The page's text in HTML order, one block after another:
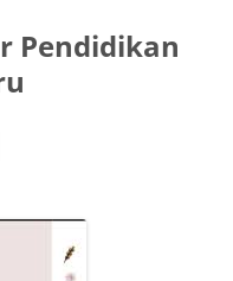
Pendidikan